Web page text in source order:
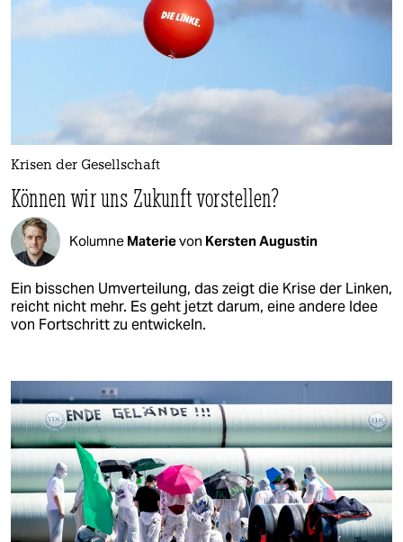
Krisen der Gesellschaft
Können wir uns Zukunft vorstellen?
Kolumne Materievon Kersten Augustin
Ein bisschen Umverteilung, das zeigt die Krise der Linken,
reicht nicht mehr. Es geht jetzt darum, eine andere Idee
von Fortschritt zu entwickeln.